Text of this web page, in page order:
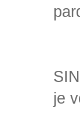
je